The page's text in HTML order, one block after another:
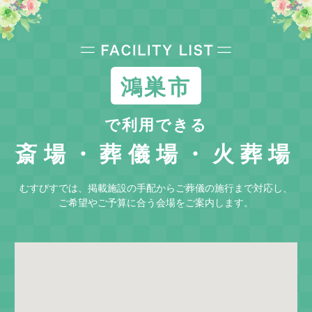
鴻巣市
で利用できる
斎場・葬儀場・火葬場
むすびすでは、掲載施設の手配からご葬儀の施行まで対応し、
ご希望やご予算に合う会場をご案内します。